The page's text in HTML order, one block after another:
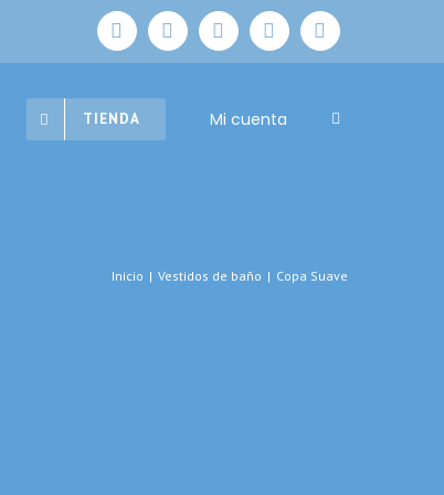
facebookinstagramyoutubeCorreo
electrónico
whatsapp
TIENDA Mi cuenta
Inicio | Vestidos de baño | Copa Suave